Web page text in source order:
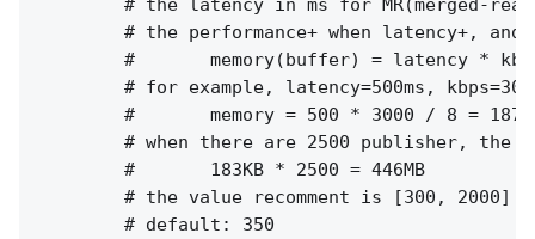
# the latency in ms for MR(merged-
# the performance+ when latency+, and
#       memory(buffer) = latency *
# for example, latency=500ms,
#       memory = 500 * 3000 / 8 =
# when there are 2500 publisher, the
        #       183KB * 2500 = 446MB
        # the value recomment is [300, 2000]
        # default: 350